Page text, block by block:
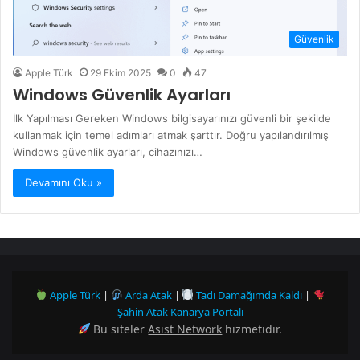
Güvenlik
Apple Türk 29 Ekim 2025 0 47
Windows Güvenlik Ayarları
İlk Yapılması Gereken Windows bilgisayarınızı güvenli bir şekilde
kullanmak için temel adımları atmak şarttır. Doğru yapılandırılmış
Windows güvenlik ayarları, cihazınızı…
Devamını Oku »
Apple Türk| Arda Atak| Tadı Damağımda Kaldı |
Şahin Atak Kanarya Portalı
Bu sitelerAsist Network hizmetidir.